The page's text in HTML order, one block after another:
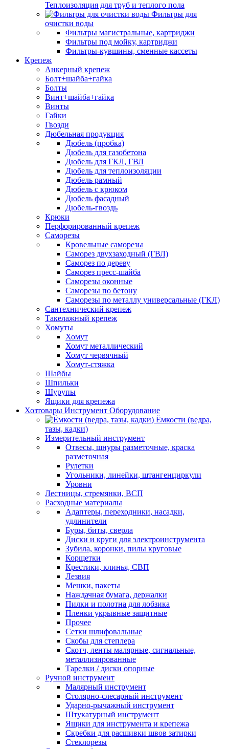
Теплоизоляция для труб и теплого пола
Фильтры для
очистки воды
Фильтры магистральные, картриджи
Фильтры под мойку, картриджи
Фильтры-кувшины, сменные кассеты
Крепеж
Анкерный крепеж
Болт+шайба+гайка
Болты
Винт+шайба+гайка
Винты
Гайки
Гвозди
Дюбельная продукция
Дюбель (пробка)
Дюбель для газобетона
Дюбель для ГКЛ, ГВЛ
Дюбель для теплоизоляции
Дюбель рамный
Дюбель с крюком
Дюбель фасадный
Дюбель-гвоздь
Крюки
Перфорированный крепеж
Саморезы
Кровельные саморезы
Саморез двухзаходный (ГВЛ)
Саморез по дереву
Саморез пресс-шайба
Саморезы оконные
Саморезы по бетону
Саморезы по металлу универсальные (ГКЛ)
Сантехнический крепеж
Такелажный крепеж
Хомуты
Хомут
Хомут металлический
Хомут червячный
Хомут-стяжка
Шайбы
Шпильки
Шурупы
Ящики для крепежа
Хозтовары Инструмент Оборудование
Ёмкости (ведра,
тазы, кадки)
Измерительный инструмент
Отвесы, шнуры разметочные, краска
разметочная
Рулетки
Угольники, линейки, штангенциркули
Уровни
Лестницы, стремянки, ВСП
Расходные материалы
Адаптеры, переходники, насадки,
удлинители
Буры, биты, сверла
Диски и круги для электроинструмента
Зубила, коронки, пилы круговые
Корщетки
Крестики, клинья, СВП
Лезвия
Мешки, пакеты
Наждачная бумага, держалки
Пилки и полотна для лобзика
Пленки укрывные защитные
Прочее
Сетки шлифовальные
Скобы для степлера
Скотч, ленты малярные, сигнальные,
металлизированные
Тарелки / диски опорные
Ручной инструмент
Малярный инструмент
Столярно-слесарный инструмент
Ударно-рычажный инструмент
Штукатурный инструмент
Ящики для инструмента и крепежа
Скребки для расшивки швов затирки
Стеклорезы